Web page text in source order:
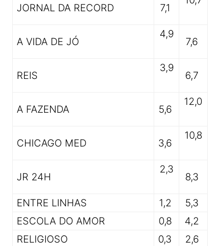
JORNAL DA RECORD 7,1
A VIDA DE JÓ
4,9
7,6
REIS
3,9
6,7
A FAZENDA 5,6
12,0
CHICAGO MED 3,6
10,8
JR 24H
2,3
8,3
ENTRE LINHAS 1,2
5,3
ESCOLA DO AMOR
0,8
4,2
RELIGIOSO
0,3 2,6